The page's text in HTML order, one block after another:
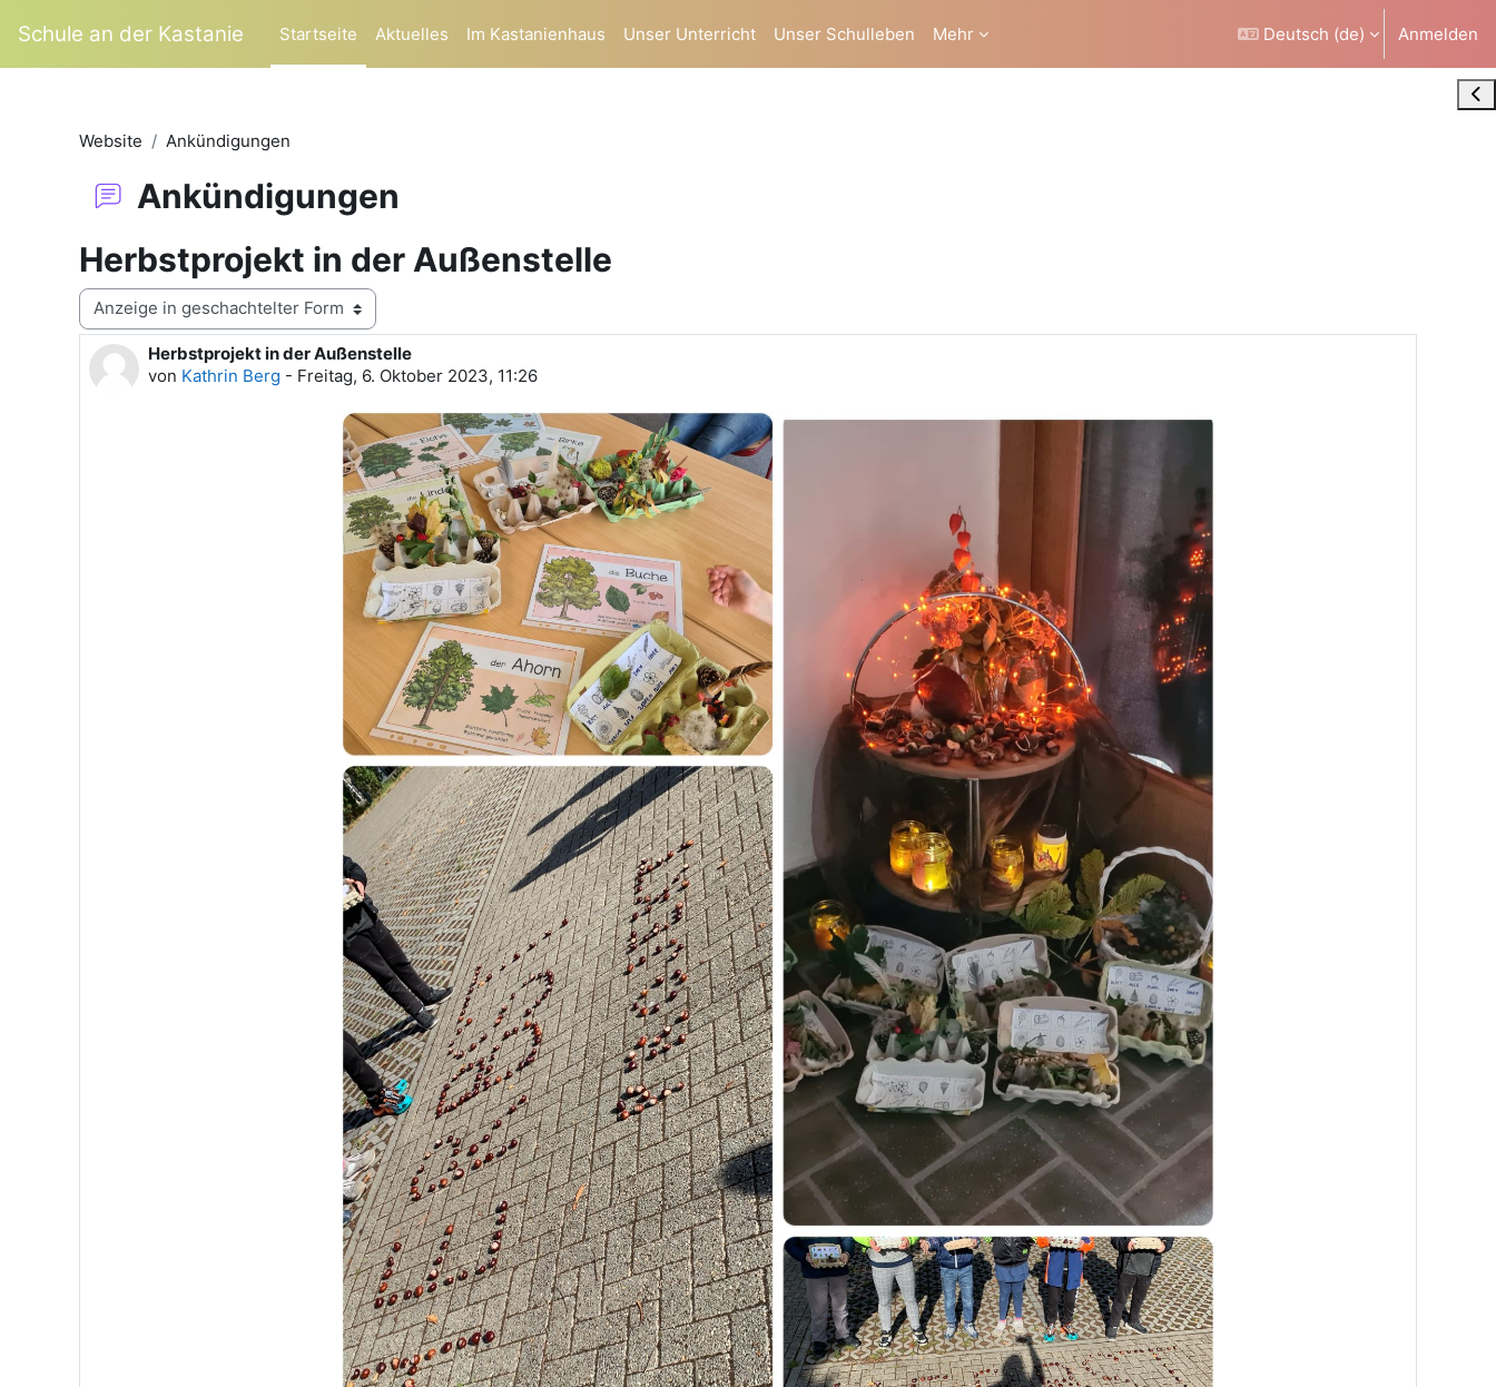
Schule an der Kastanie Startseite Aktuelles Im Kastanienhaus Unser Unterricht Unser Schulleben Mehr Deutsch ‎(de)‎ Anmelden
Website Ankündigungen
Ankündigungen
Herbstprojekt in der Außenstelle
Anzeigemodus
Herbstprojekt in der Außenstelle
von Kathrin Berg - Freitag, 6. Oktober 2023, 11:26
Anzahl Antworten: 0